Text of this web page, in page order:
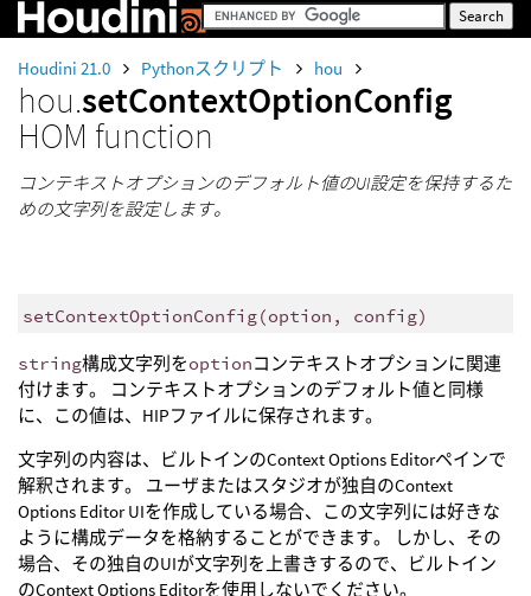
Houdini 21.0 Pythonスクリプト hou
hou.setContextOptionConfig
HOM function
コンテキストオプションのデフォルト値のUI設定を保持するた
めの文字列を設定します。
setContextOptionConfig(option , config)
string構成文字列をoptionコンテキストオプションに関連
付けます。 コンテキストオプションのデフォルト値と同様
に、この値は、HIPファイルに保存されます。
文字列の内容は、ビルトインのContext Options Editorペインで
解釈されます。 ユーザまたはスタジオが独自のContext
Options Editor UIを作成している場合、この文字列には好きな
ように構成データを格納することができます。 しかし、その
場合、その独自のUIが文字列を上書きするので、ビルトイン
のContext Options Editorを使用しないでください。